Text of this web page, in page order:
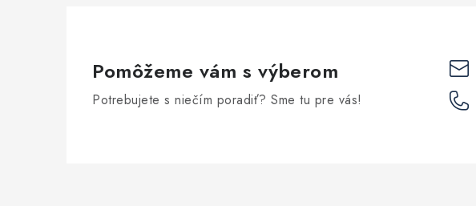
Pomôžeme vám s výberom
Potrebujete s niečím poradiť? Sme tu pre vás!